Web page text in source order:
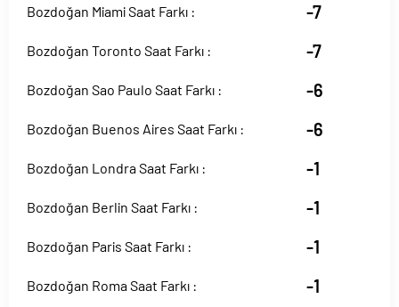
Bozdoğan Miami Saat Farkı : -7
Bozdoğan Toronto Saat Farkı : -7
Bozdoğan Sao Paulo Saat Farkı : -6
Bozdoğan Buenos Aires Saat Farkı : -6
Bozdoğan Londra Saat Farkı : -1
Bozdoğan Berlin Saat Farkı : -1
Bozdoğan Paris Saat Farkı : -1
Bozdoğan Roma Saat Farkı : -1